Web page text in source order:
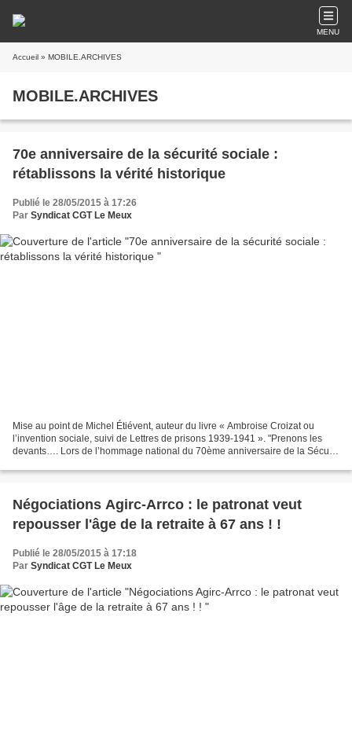
MENU
Accueil » MOBILE.ARCHIVES
MOBILE.ARCHIVES
70e anniversaire de la sécurité sociale :
rétablissons la vérité historique
Publié le 28/05/2015 à 17:26
Par Syndicat CGT Le Meux
Mise au point de Michel Étiévent, auteur du livre « Ambroise Croizat ou
l’invention sociale, suivi de Lettres de prisons 1939-1941 ». "Prenons les
devants…. Lors de l’hommage national du 70ème anniversaire de la Sécu
Négociations Agirc-Arrco : le patronat veut
repousser l'âge de la retraite à 67 ans ! !
Publié le 28/05/2015 à 17:18
Par Syndicat CGT Le Meux